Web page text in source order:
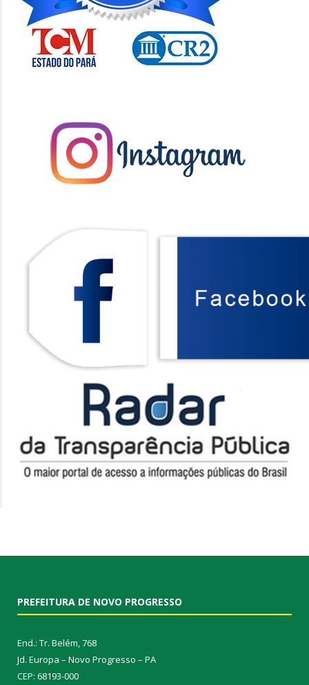
PREFEITURA DE NOVO PROGRESSO
End.: Tr. Belém, 768
Jd. Europa – Novo Progresso – PA
CEP: 68193-000